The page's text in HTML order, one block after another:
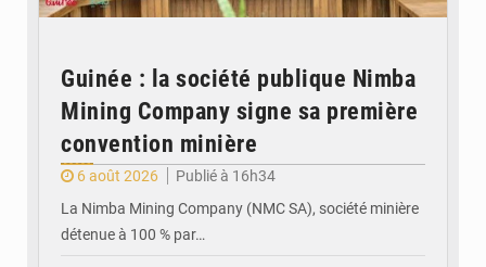
Guinée : la société publique Nimba
Mining Company signe sa première
convention minière
6 août 2026
Publié à 16h34
La Nimba Mining Company (NMC SA), société minière
détenue à 100 % par…